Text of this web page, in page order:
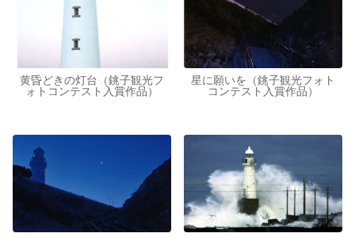
黄昏どきの灯台（銚子観光フ
ォトコンテスト入賞作品）
星に願いを（銚子観光フォト
コンテスト入賞作品）